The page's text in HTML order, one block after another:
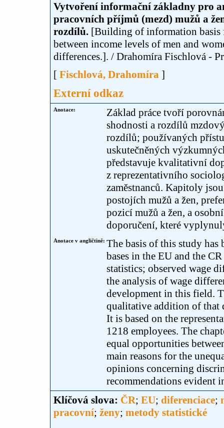
Vytvoření informační základny pro
pracovních příjmů (mezd) mužů a
rozdílů. [Building of information basis
between income levels of men and
differences.]. / Drahomíra Fischlová -
[ Fischlová, Drahomíra ]
Externí odkaz
Anotace:
Základ práce tvoří
shodnosti a rozdílů
rozdílů; používaných
uskutečněných
představuje kvalitativní
z reprezentativního
zaměstnanců. Kapitoly
postojích mužů a žen,
pozicí mužů a žen, a
doporučení, které
Anotace v angličtině: The basis of this study
bases in the EU and the
statistics; observed wage
the analysis of wage
development in this field.
qualitative addition of that
It is based on the
1218 employees. The
equal opportunities
main reasons for the
opinions concerning
recommendations evident
Klíčová slova: ČR; EU; diferenciace;
pracovní; ženy; metody statistické